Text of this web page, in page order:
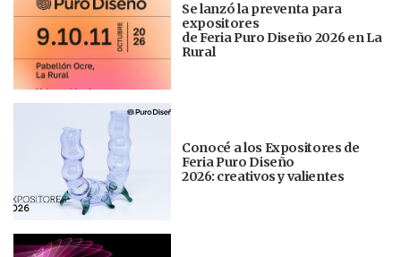
Se lanzó la preventa para
expositores
de Feria Puro Diseño 2026 en La
Rural
Conocé a los Expositores de
Feria Puro Diseño
2026: creativos y valientes